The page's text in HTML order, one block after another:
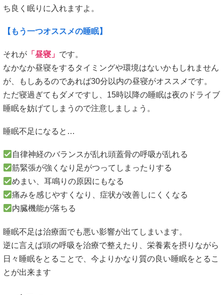
ち良く眠りに入れますよ。
【もう一つオススメの睡眠】
それが 「昼寝」 です。
なかなか昼寝をするタイミングや環境はないかもしれません
が、もしあるのであれば30分以内の昼寝がオススメです。
ただ寝過ぎてもダメですし、15時以降の睡眠は夜のドライブ
睡眠を妨げてしまうので注意しましょう。
睡眠不足になると…
自律神経のバランスが乱れ頭蓋骨の呼吸が乱れる
筋緊張が強くなり足がつってしまったりする
めまい、耳鳴りの原因にもなる
痛みを感じやすくなり、症状が改善しにくくなる
内臓機能が落ちる
睡眠不足は治療面でも悪い影響が出てしまいます。
逆に言えば頭の呼吸を治療で整えたり、栄養素を摂りながら
日々睡眠をとることで、今よりかなり質の良い睡眠をとるこ
とが出来ます